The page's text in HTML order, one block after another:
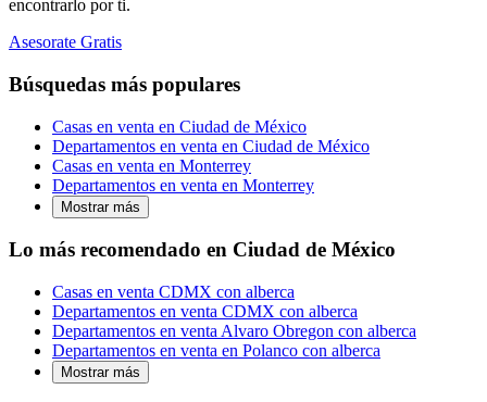
encontrarlo por ti.
Asesorate Gratis
Búsquedas más populares
Casas en venta en Ciudad de México
Departamentos en venta en Ciudad de México
Casas en venta en Monterrey
Departamentos en venta en Monterrey
Mostrar más
Lo más recomendado en Ciudad de México
Casas en venta CDMX con alberca
Departamentos en venta CDMX con alberca
Departamentos en venta Alvaro Obregon con alberca
Departamentos en venta en Polanco con alberca
Mostrar más